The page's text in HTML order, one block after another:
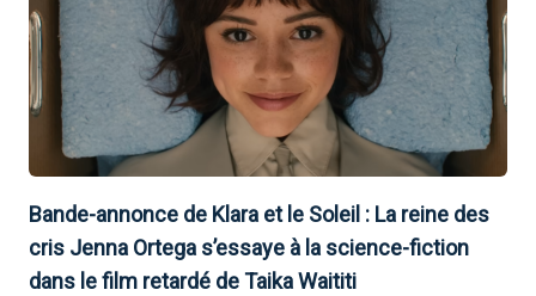
Bande-annonce de Klara et le Soleil : La reine des
cris Jenna Ortega s’essaye à la science-fiction
dans le film retardé de Taika Waititi